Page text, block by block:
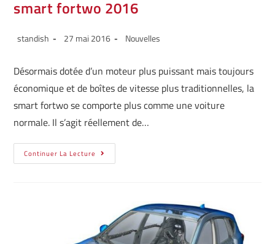
smart fortwo 2016
standish 27 mai 2016 Nouvelles
Désormais dotée d’un moteur plus puissant mais toujours
économique et de boîtes de vitesse plus traditionnelles, la
smart fortwo se comporte plus comme une voiture
normale. Il s’agit réellement de…
Continuer La Lecture